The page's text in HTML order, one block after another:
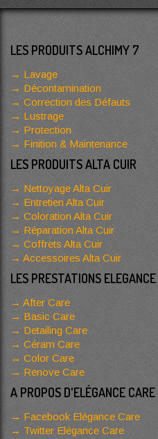
LES PRODUITS ALCHIMY 7
Lavage
Décontamination
Correction des Défauts
Lustrage
Protection
Finition & Maintenance
LES PRODUITS ALTA CUIR
Nettoyage Alta Cuir
Entretien Alta Cuir
Coloration Alta Cuir
Réparation Alta Cuir
Coffrets Alta Cuir
Accessoires Alta Cuir
LES PRESTATIONS
After Care
Basic Care
Detailing Care
Céram Care
Color Care
Renove Care
A PROPOS D'ELÉGANCE CARE
Facebook Elégance Care
Twitter Elégance Care